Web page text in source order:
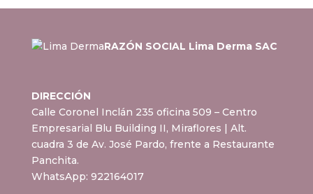
RAZÓN SOCIAL Lima Derma SAC
DIRECCIÓN
Calle Coronel Inclán 235 oficina 509 – Centro
Empresarial Blu Building II, Miraflores | Alt.
cuadra 3 de Av. José Pardo, frente a Restaurante
Panchita.
WhatsApp: 922164017